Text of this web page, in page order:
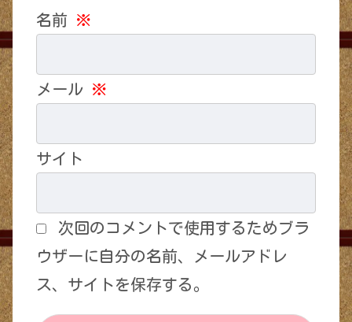
名前 ※
メール ※
サイト
次回のコメントで使用するためブラ
ウザーに自分の名前、メールアドレ
ス、サイトを保存する。